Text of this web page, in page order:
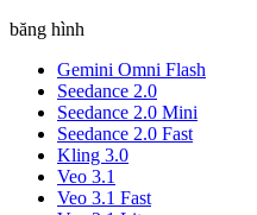
băng hình
Gemini Omni Flash
Seedance 2.0
Seedance 2.0 Mini
Seedance 2.0 Fast
Kling 3.0
Veo 3.1
Veo 3.1 Fast